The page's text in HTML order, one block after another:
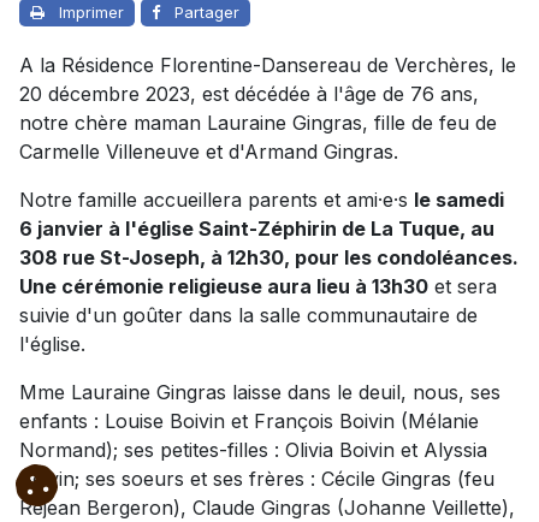
Imprimer Partager
A la Résidence Florentine-Dansereau de Verchères, le
20 décembre 2023, est décédée à l'âge de 76 ans,
notre chère maman Lauraine Gingras, fille de feu de
Carmelle Villeneuve et d'Armand Gingras.
Notre famille accueillera parents et ami·e·s le samedi
6 janvier à l'église Saint-Zéphirin de La Tuque, au
308 rue St-Joseph, à 12h30, pour les condoléances.
Une cérémonie religieuse aura lieu à 13h30 et sera
suivie d'un goûter dans la salle communautaire de
l'église.
Mme Lauraine Gingras laisse dans le deuil, nous, ses
enfants : Louise Boivin et François Boivin (Mélanie
Normand); ses petites-filles : Olivia Boivin et Alyssia
Boivin; ses soeurs et ses frères : Cécile Gingras (feu
Réjean Bergeron), Claude Gingras (Johanne Veillette),